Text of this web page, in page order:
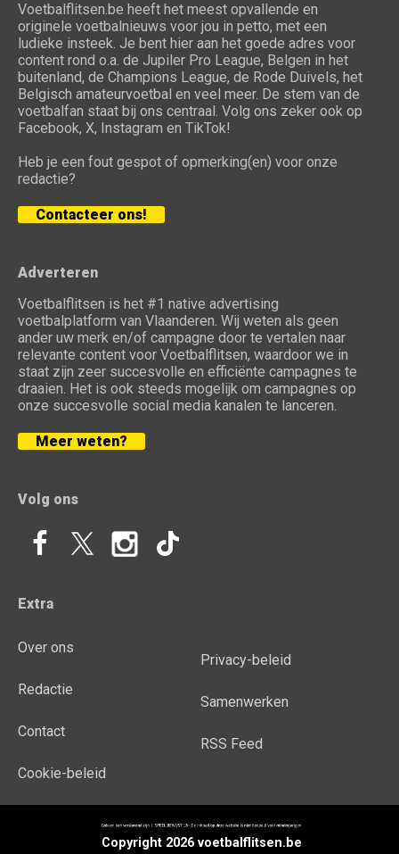
Voetbalflitsen.be heeft het meest opvallende en
originele voetbalnieuws voor jou in petto, met een
ludieke insteek. Je bent hier aan het goede adres voor
content rond o.a. de Jupiler Pro League, Belgen in het
buitenland, de Champions League, de Rode Duivels, het
Belgisch amateurvoetbal en veel meer. De stem van de
voetbalfan staat bij ons centraal. Volg ons zeker ook op
Facebook, X, Instagram en TikTok!
Heb je een fout gespot of opmerking(en) voor onze
redactie?
Contacteer ons!
Adverteren
Voetbalflitsen is het #1 native advertising
voetbalplatform van Vlaanderen. Wij weten als geen
ander uw merk en/of campagne door te vertalen naar
relevante content voor Voetbalflitsen, waardoor we in
staat zijn zeer succesvolle en efficiënte campagnes te
draaien. Het is ook steeds mogelijk om campagnes op
onze succesvolle social media kanalen te lanceren.
Meer weten?
Volg ons
Extra
Over ons
Redactie
Contact
Cookie-beleid
Privacy-beleid
Samenwerken
RSS Feed
Copyright 2026 voetbalflitsen.be